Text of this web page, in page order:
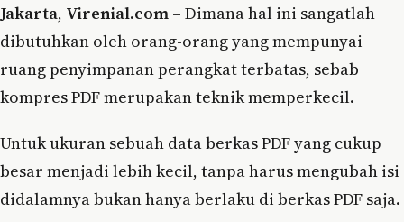
Jakarta, Virenial.com – Dimana hal ini sangatlah
dibutuhkan oleh orang-orang yang mempunyai
ruang penyimpanan perangkat terbatas, sebab
kompres PDF merupakan teknik memperkecil.
Untuk ukuran sebuah data berkas PDF yang cukup
besar menjadi lebih kecil, tanpa harus mengubah isi
didalamnya bukan hanya berlaku di berkas PDF saja.